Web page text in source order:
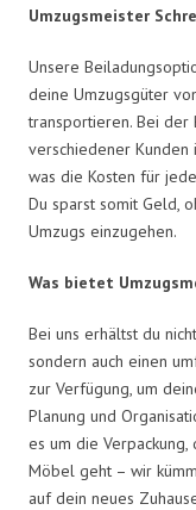
Umzugsmeister
Unsere
deine Umzugsgüter
transportieren. Bei
verschiedener
was die Kosten für
Du sparst somit Geld,
Umzugs einzugehen.
Was bietet
Bei uns erhältst du
sondern auch einen
zur Verfügung, um
Planung und
es um die
Möbel geht – wir
auf dein neues